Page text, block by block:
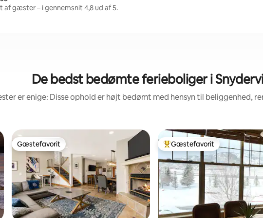
af gæster – i gennemsnit 4,8 ud af 5.
De bedst bedømte ferieboliger i
er enige: Disse ophold er højt bedømt med hensyn til beliggenhed,
Gæstefavorit
Gæstefavorit Bedste gæstefavorit
Gæstefavorit